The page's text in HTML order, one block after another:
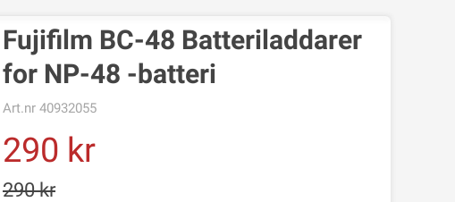
Fujifilm BC-48 Batteriladdarer
for NP-48 -batteri
Art.nr 40932055
290
290